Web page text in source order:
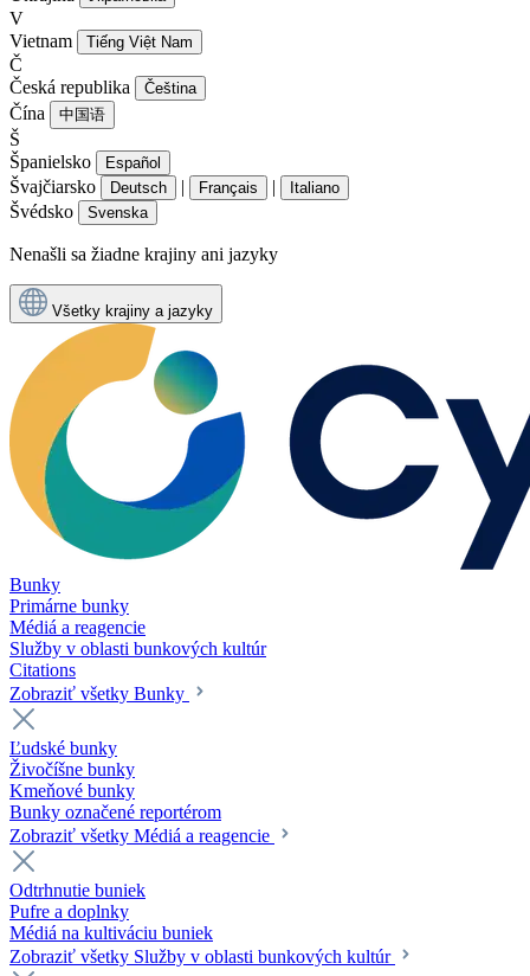
V
Vietnam
Tiếng Việt Nam
Č
Česká republika
Čeština
Čína 中国语
Š
Španielsko
Español
Švajčiarsko Deutsch | Français | Italiano
Švédsko Svenska
Nenašli sa žiadne krajiny ani jazyky
Všetky krajiny a jazyky
Bunky
Primárne bunky
Médiá a reagencie
Služby v oblasti bunkových kultúr
Citations
Zobraziť všetky Bunky
Ľudské bunky
Živočíšne bunky
Kmeňové bunky
Bunky označené reportérom
Zobraziť všetky Médiá a reagencie
Odtrhnutie buniek
Pufre a doplnky
Médiá na kultiváciu buniek
Zobraziť všetky Služby v oblasti bunkových kultúr